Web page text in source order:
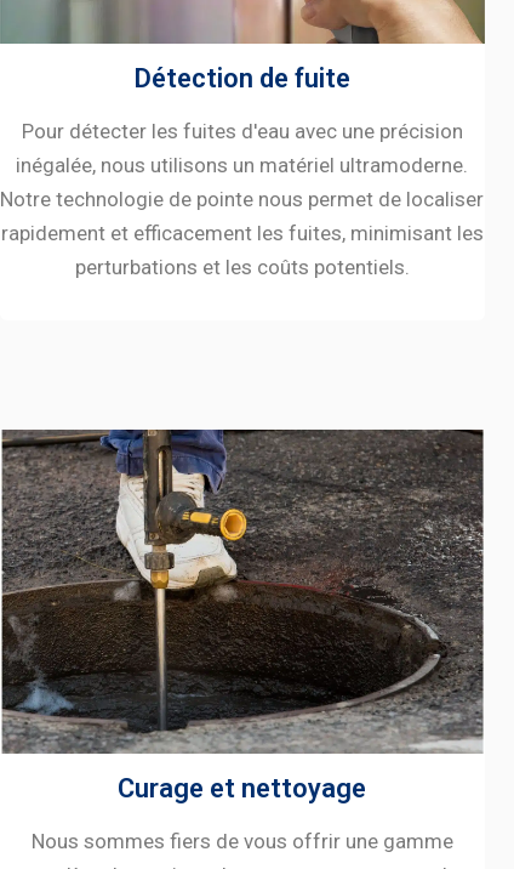
Détection de fuite
Pour détecter les fuites d'eau avec une précision
inégalée, nous utilisons un matériel ultramoderne.
Notre technologie de pointe nous permet de localiser
rapidement et efficacement les fuites, minimisant les
perturbations et les coûts potentiels.
Curage et nettoyage
Nous sommes fiers de vous offrir une gamme